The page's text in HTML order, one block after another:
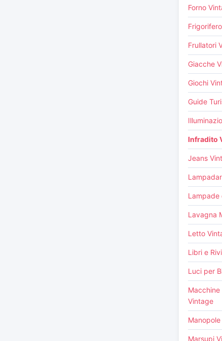
Forno
Frullatori
Giacche
Giochi
Guide
Infradito
Jeans
Lampade
Lavagna
Letto
Libri e
Luci per
Vintage
Marsupi